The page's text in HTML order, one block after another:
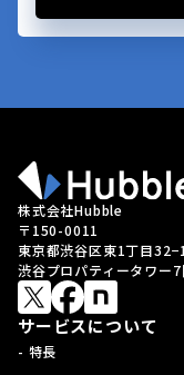
株式会社Hubble
〒150-0011
東京都渋谷区東1丁目
渋谷プロパティータワー7
サービスについて
- 特長